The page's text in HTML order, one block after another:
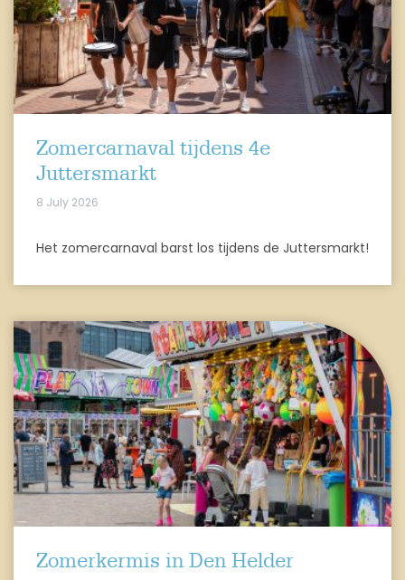
Zomercarnaval tijdens 4e
Juttersmarkt
8 July 2026
Het zomercarnaval barst los tijdens de Juttersmarkt!
Zomerkermis in Den Helder